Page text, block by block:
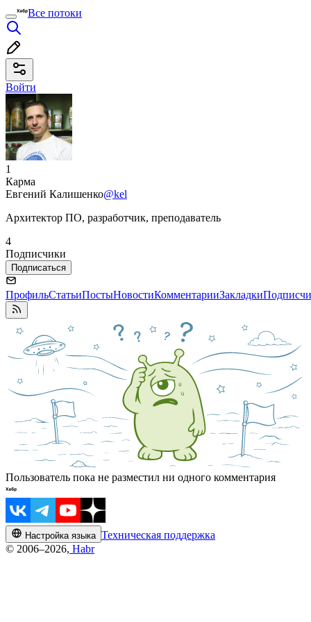
Все потоки
Войти
1
Карма
Евгений Калишенко@kel
Архитектор ПО, разработчик, преподаватель
4
Подписчики
Подписаться
ПрофильСтатьиПостыНовостиКомментарииЗакладки
Пользователь пока не разместил ни одного комментария
Настройка языка Техническая поддержка
© 2006–2026, Habr